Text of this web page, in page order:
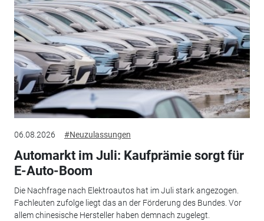
06.08.2026 #Neuzulassungen
Automarkt im Juli: Kaufprämie sorgt für
E-Auto-Boom
Die Nachfrage nach Elektroautos hat im Juli stark angezogen.
Fachleuten zufolge liegt das an der Förderung des Bundes. Vor
allem chinesische Hersteller haben demnach zugelegt.